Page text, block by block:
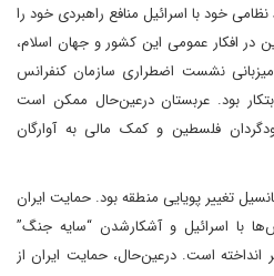
خود با اسرائیل منافع راهبردی خود را
در افکار عمومی این کشور و جهان اسلام،
نشست اضطراری سازمان کنفرانس
بود. عربستان درعین‌حال ممکن است
فلسطین و کمک مالی به آوارگان
تغییر پویایی منطقه بود. حمایت ایران
با اسرائیل و آشکارشدن “سایه جنگ”
است. درعین‌حال، حمایت ایران از